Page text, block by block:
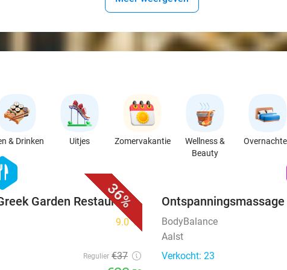
& Drinken Uitjes Zomervakantie
Wellness &
Beauty
36%
Garden Restaurant
9.0star
Regulier €37
BodyBalance
Aalst
Verkocht: 23